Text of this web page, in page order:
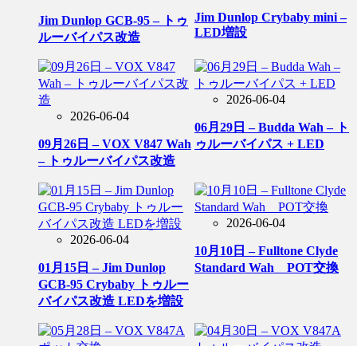
Jim Dunlop GCB-95 – トゥ
ルーバイパス改造
Jim Dunlop Crybaby mini –
LED増設
2026-06-04
09月26日 – VOX V847 Wah
– トゥルーバイパス改造
2026-06-04
06月29日 – Budda Wah – ト
ゥルーバイパス + LED
2026-06-04
01月15日 – Jim Dunlop
GCB-95 Crybaby トゥルー
バイパス改造 LEDを増設
2026-06-04
10月10日 – Fulltone Clyde
Standard Wah POT交換